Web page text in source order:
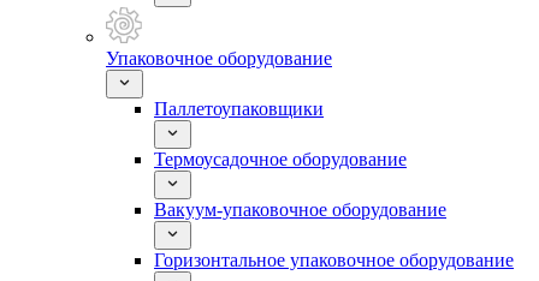
Упаковочное оборудование
Паллетоупаковщики
Термоусадочное оборудование
Вакуум-упаковочное оборудование
Горизонтальное упаковочное оборудование